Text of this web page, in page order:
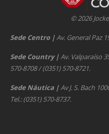
© 2026
Sede Centro |Av. General Paz
Sede Country |Av. Valparaíso
570-8708 / (0351) 570-8721.
Sede Náutica |Av J. S. Bach
Tel.: (0351) 570-8737.